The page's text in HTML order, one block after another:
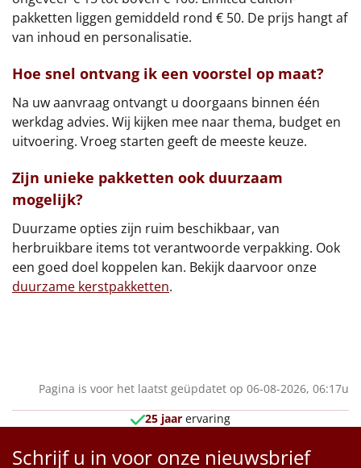
pakketten liggen gemiddeld rond € 50. De prijs hangt af
van inhoud en personalisatie.
Hoe snel ontvang ik een voorstel op maat?
Na uw aanvraag ontvangt u doorgaans binnen één
werkdag advies. Wij kijken mee naar thema, budget en
uitvoering. Vroeg starten geeft de meeste keuze.
Zijn unieke pakketten ook duurzaam
mogelijk?
Duurzame opties zijn ruim beschikbaar, van
herbruikbare items tot verantwoorde verpakking. Ook
een goed doel koppelen kan. Bekijk daarvoor onze
duurzame kerstpakketten.
Pagina is voor het laatst geüpdatet op 06-08-2026, 06:17u
25 jaar ervaring
Schrijf u in voor onze nieuwsbrief